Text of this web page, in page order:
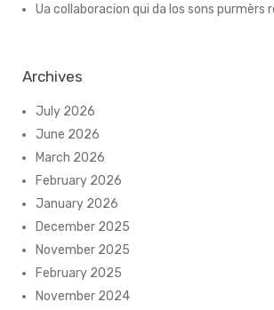
Ua collaboracion qui da los sons purmèrs
Archives
July 2026
June 2026
March 2026
February 2026
January 2026
December 2025
November 2025
February 2025
November 2024